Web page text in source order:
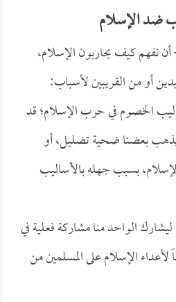
ضد الإسلام
أن نفهم كيف يحاربون الإسلام،
أو من القريبين لأسباب:
الخصوم في حرب الإسلام؛ قد
يذهب بعضنا ضحية تضليل، أو
بسبب جهله بالأساليب
الواحد منا مشاركة فعلية في
الإسلام على المسلمين من